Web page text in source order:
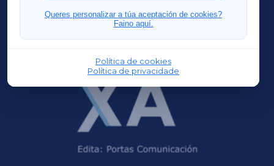
Queres personalizar a túa aceptación de cookies?
Faino aquí.
Política de cookies
Política de privacidade
FERROLXA
OURENSEXA